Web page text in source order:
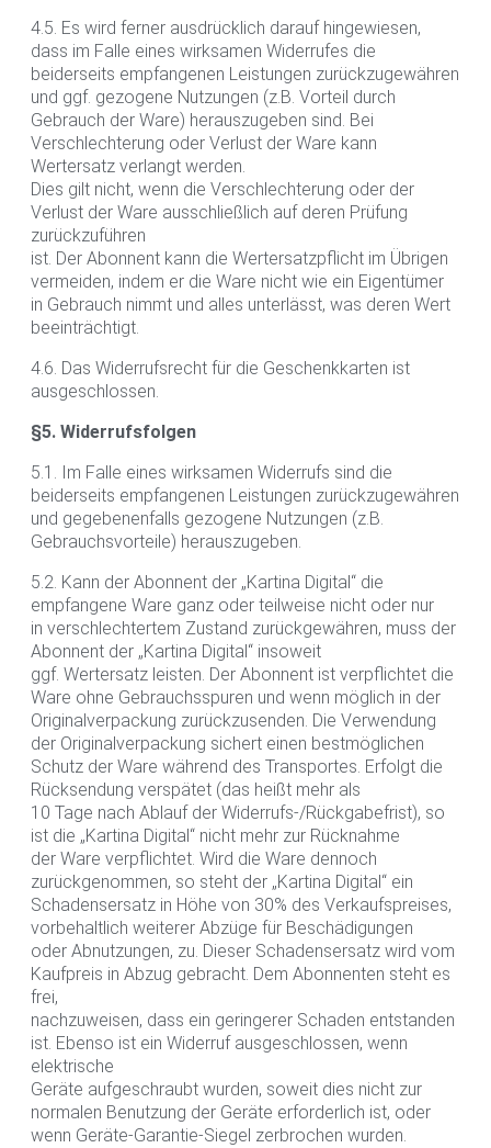
4.5. Es wird ferner ausdrücklich darauf hingewiesen,
dass im Falle eines wirksamen Widerrufes die
beiderseits empfangenen Leistungen zurückzugewähren
und ggf. gezogene Nutzungen (z.B. Vorteil durch
Gebrauch der Ware) herauszugeben sind. Bei
Verschlechterung oder Verlust der Ware kann
Wertersatz verlangt werden.
Dies gilt nicht, wenn die Verschlechterung oder der
Verlust der Ware ausschließlich auf deren Prüfung
zurückzuführen
ist. Der Abonnent kann die Wertersatzpflicht im Übrigen
vermeiden, indem er die Ware nicht wie ein Eigentümer
in Gebrauch nimmt und alles unterlässt, was deren Wert
beeinträchtigt.
4.6. Das Widerrufsrecht für die Geschenkkarten ist
ausgeschlossen.
§5. Widerrufsfolgen
5.1. Im Falle eines wirksamen Widerrufs sind die
beiderseits empfangenen Leistungen zurückzugewähren
und gegebenenfalls gezogene Nutzungen (z.B.
Gebrauchsvorteile) herauszugeben.
5.2. Kann der Abonnent der „Kartina Digital“ die
empfangene Ware ganz oder teilweise nicht oder nur
in verschlechtertem Zustand zurückgewähren, muss der
Abonnent der „Kartina Digital“ insoweit
ggf. Wertersatz leisten. Der Abonnent ist verpflichtet die
Ware ohne Gebrauchsspuren und wenn möglich in der
Originalverpackung zurückzusenden. Die Verwendung
der Originalverpackung sichert einen bestmöglichen
Schutz der Ware während des Transportes. Erfolgt die
Rücksendung verspätet (das heißt mehr als
10 Tage nach Ablauf der Widerrufs-/Rückgabefrist), so
ist die „Kartina Digital“ nicht mehr zur Rücknahme
der Ware verpflichtet. Wird die Ware dennoch
zurückgenommen, so steht der „Kartina Digital“ ein
Schadensersatz in Höhe von 30% des Verkaufspreises,
vorbehaltlich weiterer Abzüge für Beschädigungen
oder Abnutzungen, zu. Dieser Schadensersatz wird vom
Kaufpreis in Abzug gebracht. Dem Abonnenten steht es
frei,
nachzuweisen, dass ein geringerer Schaden entstanden
ist. Ebenso ist ein Widerruf ausgeschlossen, wenn
elektrische
Geräte aufgeschraubt wurden, soweit dies nicht zur
normalen Benutzung der Geräte erforderlich ist, oder
wenn Geräte-Garantie-Siegel zerbrochen wurden.